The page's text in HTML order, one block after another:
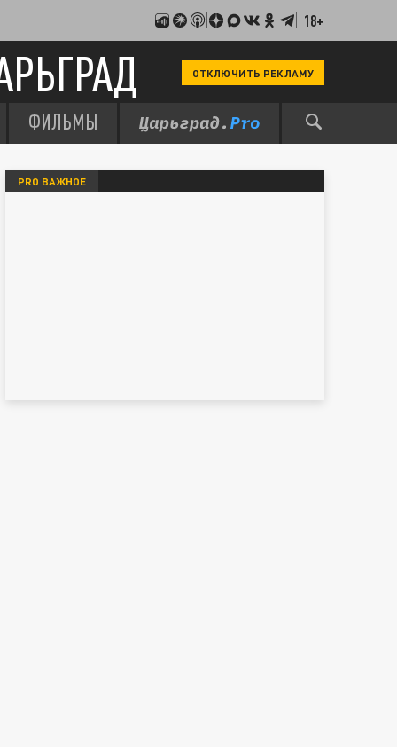
18+
ОТКЛЮЧИТЬ РЕКЛАМУ
ФИЛЬМЫ
PRO ВАЖНОЕ